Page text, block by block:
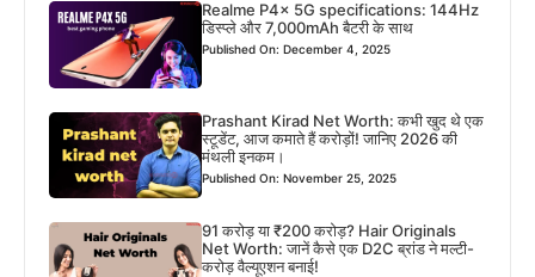
Realme P4x 5G specifications: 144Hz
डिस्प्ले और 7,000mAh बैटरी के साथ
Published On: December 4, 2025
Prashant Kirad Net Worth: कभी खुद थे एक
स्टूडेंट, आज कमाते हैं करोड़ों! जानिए 2026 की
मंथली इनकम।
Published On: November 25, 2025
91 करोड़ या ₹200 करोड़? Hair Originals
Net Worth: जानें कैसे एक D2C ब्रांड ने मल्टी-
करोड़ वैल्यूएशन बनाई!